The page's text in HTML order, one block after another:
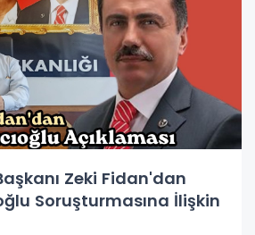
Zeki Fidan'dan
Soruşturmasına İlişkin